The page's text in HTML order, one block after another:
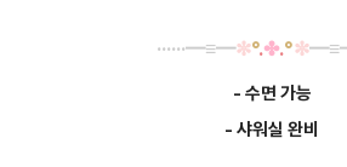
······━≡━✼°.✤.°✼━≡
- 수면 가능
- 샤워실 완비